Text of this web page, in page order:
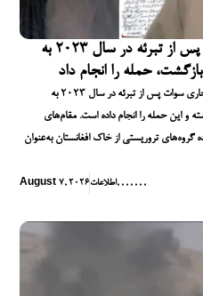
حمله انتحاری سوات؛ متهم پس از تبرئه در سال ۲۰۲۳ به
حمله را انجام داد
گزارش‌ها حاکی است که عامل حمله انتحاری سوات پس از تبرئه در سال ۲۰۲۳ به
و این حمله را انجام داده است. مقام‌های
گروه‌های تروریستی از خاک افغانستان به‌عنوان
August 7, 2026اطلاعات, , , , , , ,